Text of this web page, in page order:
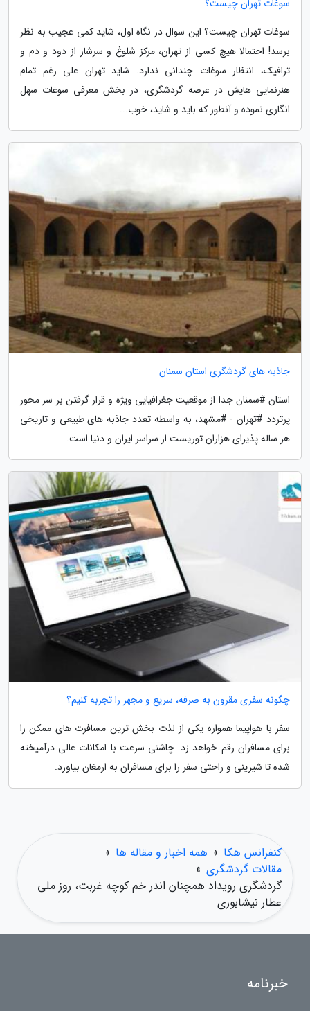
سوغات تهران چیست؟
سوغات تهران چیست؟ این سوال در نگاه اول، شاید کمی عجیب به نظر
برسد! احتمالا هیچ کسی از تهران، مرکز شلوغ و سرشار از دود و دم و
ترافیک، انتظار سوغات چندانی ندارد. شاید تهران علی رغم تمام
هنرنمایی هایش در عرصه گردشگری، در بخش معرفی سوغات سهل
انگاری نموده و آنطور که باید و شاید، خوب...
جاذبه های گردشگری استان سمنان
استان #سمنان جدا از موقعیت جغرافیایی ویژه و قرار گرفتن بر سر محور
پرتردد #تهران - #مشهد، به واسطه تعدد جاذبه های طبیعی و تاریخی
هر ساله پذیرای هزاران توریست از سراسر ایران و دنیا است.
چگونه سفری مقرون به صرفه، سریع و مجهز را تجربه کنیم؟
سفر با هواپیما همواره یکی از لذت بخش ترین مسافرت های ممکن را
برای مسافران رقم خواهد زد. چاشنی سرعت با امکانات عالی درآمیخته
شده تا شیرینی و راحتی سفر را برای مسافران به ارمغان بیاورد.
کنفرانس هکا » همه اخبار و مقاله ها »
مقالات گردشگری »
گردشگری رویداد همچنان اندر خم کوچه غربت، روز ملی
عطار نیشابوری
خبرنامه